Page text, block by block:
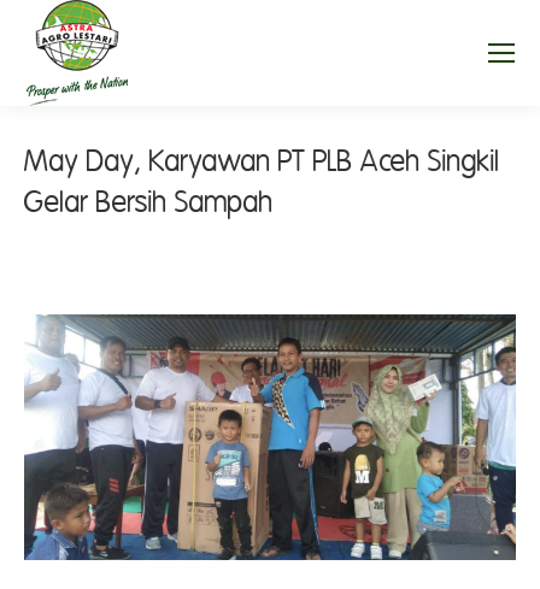
May Day, Karyawan PT PLB Aceh Singkil
Gelar Bersih Sampah